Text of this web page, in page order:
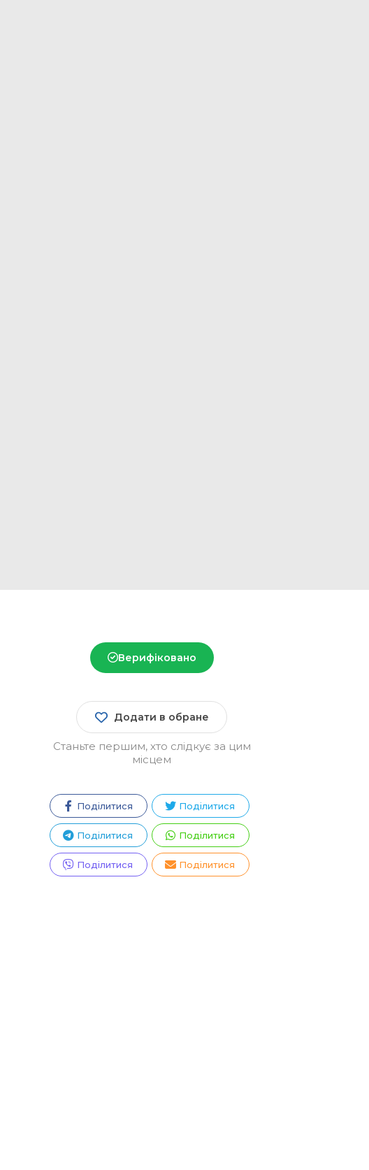
Верифіковано
Додати в обране
Станьте першим, хто слідкує за цим
місцем
Поділитися Поділитися
Поділитися Поділитися
Поділитися Поділитися